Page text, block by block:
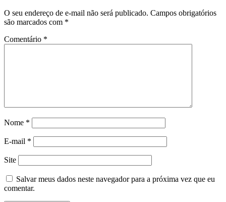
O seu endereço de e-mail não será publicado. Campos obrigatórios
são marcados com *
Comentário *
Nome *
E-mail *
Site
Salvar meus dados neste navegador para a próxima vez que eu
comentar.